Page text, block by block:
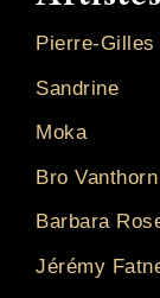
Pierre-Gilles
Sandrine
Moka
Bro Vanthorn
Barbara
Jérémy